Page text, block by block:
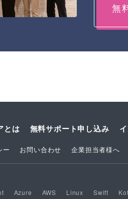
無
とは 無料サポート申し込み
ー お問い合わせ 企業担当者様へ
Azure AWS Linux Swift